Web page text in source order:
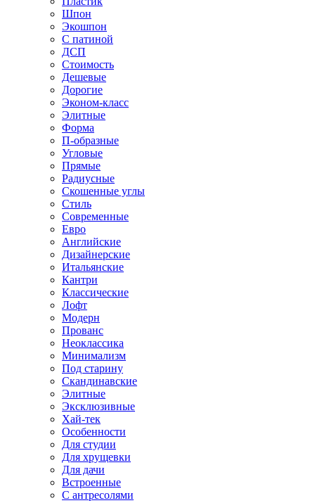
Шпон
Экошпон
С патиной
ДСП
Стоимость
Дешевые
Дорогие
Эконом-класс
Элитные
Форма
П-образные
Угловые
Прямые
Радиусные
Скошенные углы
Стиль
Современные
Евро
Английские
Дизайнерские
Итальянские
Кантри
Классические
Лофт
Модерн
Прованс
Неоклассика
Минимализм
Под старину
Скандинавские
Элитные
Эксклюзивные
Хай-тек
Особенности
Для студии
Для хрущевки
Для дачи
Встроенные
С антресолями